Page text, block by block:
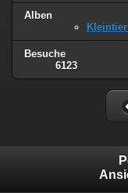
Alben
Besuche
6123